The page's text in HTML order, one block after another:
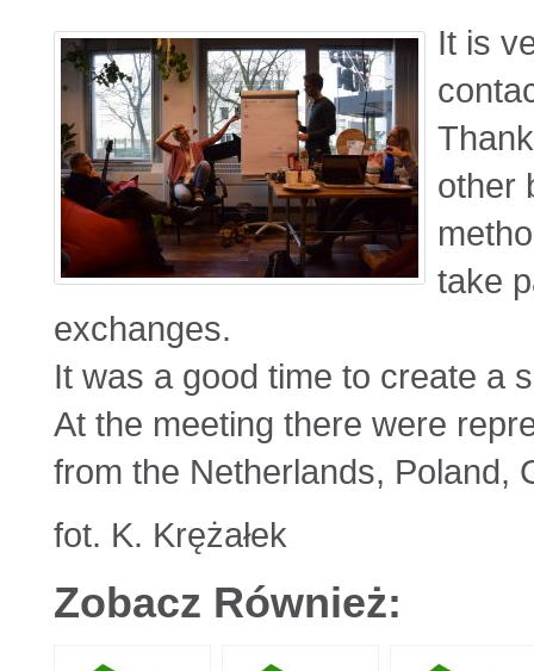
It is
other
take
exchanges.
It was a good time to create a
At the meeting there were
from the Netherlands, Poland,
fot. K. Krężałek
Zobacz Również: